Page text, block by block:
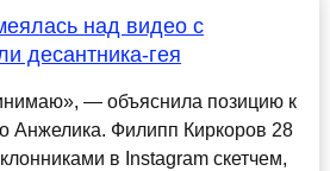
над видео с
десантника-гея
— объяснила позицию к
Анжелика. Филипп Киркоров 28
в Instagram скетчем,